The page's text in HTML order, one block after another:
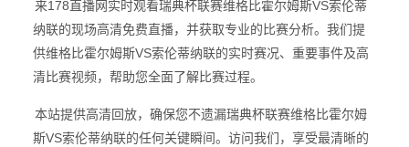
来178直播网实时观看瑞典杯联赛维格比霍尔姆斯VS索伦蒂
纳联的现场高清免费直播，并获取专业的比赛分析。我们提
供维格比霍尔姆斯VS索伦蒂纳联的实时赛况、重要事件及高
清比赛视频，帮助您全面了解比赛过程。
本站提供高清回放，确保您不遗漏瑞典杯联赛维格比霍尔姆
斯VS索伦蒂纳联的任何关键瞬间。访问我们，享受最清晰的